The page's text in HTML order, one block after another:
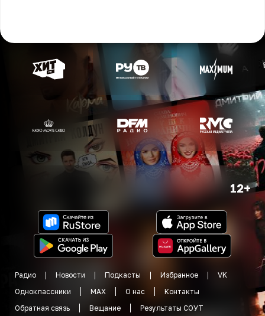
12+
Радио Новости Подкасты Избранное
VK
Одноклассники
MAX О нас
Контакты
Обратная связь
Вещание Результаты СОУТ